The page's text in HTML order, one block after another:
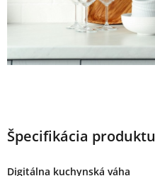
Špecifikácia produktu
Digitálna kuchynská váha